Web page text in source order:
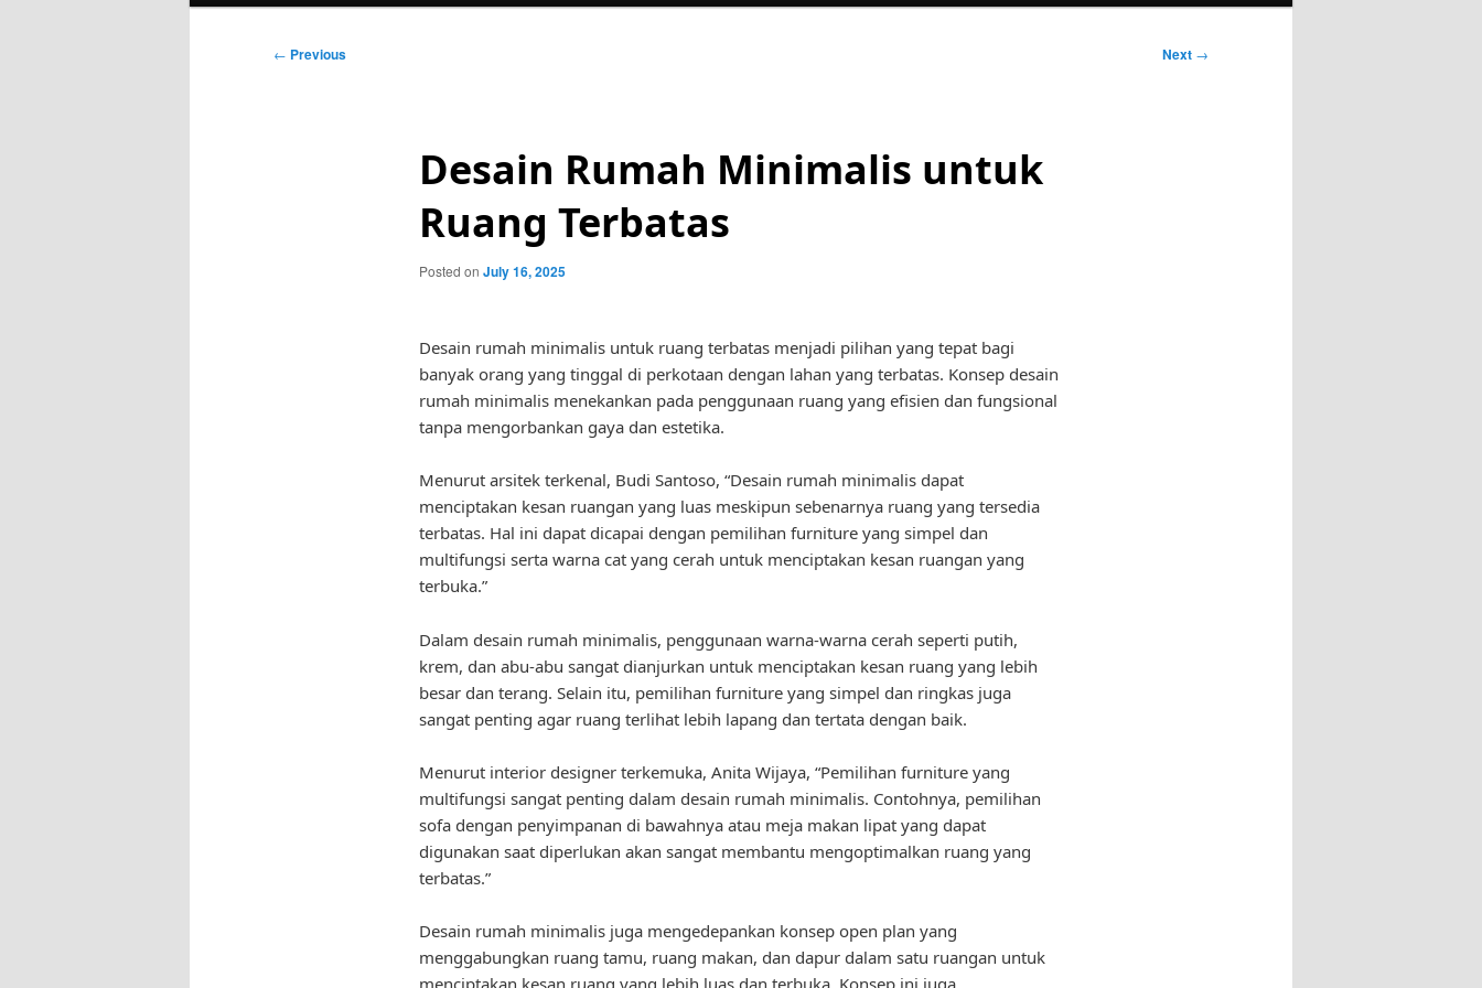
Post
← Previous Next →
Desain Rumah Minimalis untuk
Ruang Terbatas
Posted on July 16, 2025
Desain rumah minimalis untuk ruang terbatas menjadi pilihan yang tepat bagi
banyak orang yang tinggal di perkotaan dengan lahan yang terbatas. Konsep desain
rumah minimalis menekankan pada penggunaan ruang yang efisien dan fungsional
tanpa mengorbankan gaya dan estetika.
Menurut arsitek terkenal, Budi Santoso, “Desain rumah minimalis dapat
menciptakan kesan ruangan yang luas meskipun sebenarnya ruang yang tersedia
terbatas. Hal ini dapat dicapai dengan pemilihan furniture yang simpel dan
multifungsi serta warna cat yang cerah untuk menciptakan kesan ruangan yang
terbuka.”
Dalam desain rumah minimalis, penggunaan warna-warna cerah seperti putih,
krem, dan abu-abu sangat dianjurkan untuk menciptakan kesan ruang yang lebih
besar dan terang. Selain itu, pemilihan furniture yang simpel dan ringkas juga
sangat penting agar ruang terlihat lebih lapang dan tertata dengan baik.
Menurut interior designer terkemuka, Anita Wijaya, “Pemilihan furniture yang
multifungsi sangat penting dalam desain rumah minimalis. Contohnya, pemilihan
sofa dengan penyimpanan di bawahnya atau meja makan lipat yang dapat
digunakan saat diperlukan akan sangat membantu mengoptimalkan ruang yang
terbatas.”
Desain rumah minimalis juga mengedepankan konsep open plan yang
menggabungkan ruang tamu, ruang makan, dan dapur dalam satu ruangan untuk